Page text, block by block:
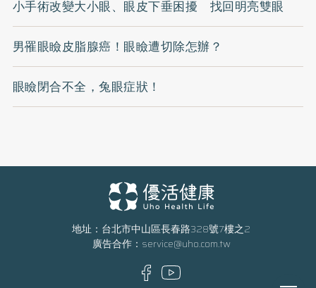
小手術改變大小眼、眼皮下垂困擾 找回明亮雙眼
男罹眼瞼皮脂腺癌！眼瞼遭切除怎辦？
眼瞼閉合不全，兔眼症狀！
地址：台北市中山區長春路328號7樓之2
廣告合作： service@uho.com.tw